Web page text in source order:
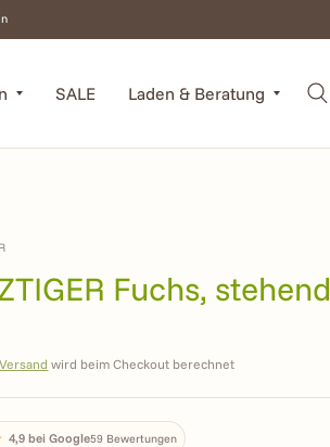
SALE Laden & Beratung
Fuchs, stehend
Versand wird beim Checkout berechnet
4,9 bei Google59 Bewertungen